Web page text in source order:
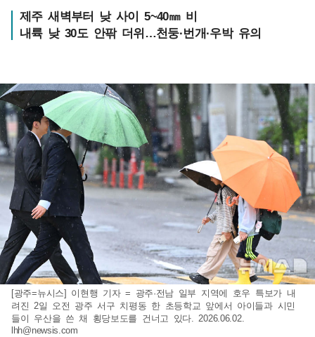
제주 새벽부터 낮 사이 5~40㎜ 비
내륙 낮 30도 안팎 더위…천둥·번개·우박 유의
[광주=뉴시스] 이현행 기자 = 광주·전남 일부 지역에 호우 특보가 내
려진 2일 오전 광주 서구 치평동 한 초등학교 앞에서 아이들과 시민
들이 우산을 쓴 채 횡당보도를 건너고 있다. 2026.06.02.
lhh@newsis.com